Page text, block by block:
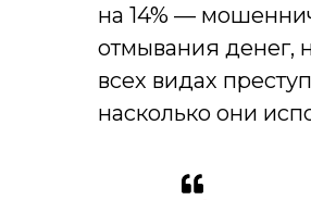
на 14% —
отмывания денег,
всех видах
насколько они